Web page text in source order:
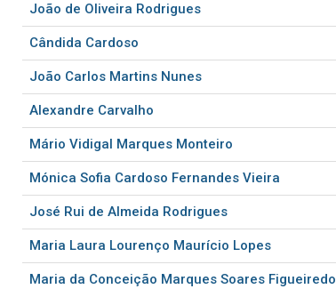
João de Oliveira Rodrigues
Cândida Cardoso
João Carlos Martins Nunes
Alexandre Carvalho
Mário Vidigal Marques Monteiro
Mónica Sofia Cardoso Fernandes Vieira
José Rui de Almeida Rodrigues
Maria Laura Lourenço Maurício Lopes
Maria da Conceição Marques Soares Figueiredo